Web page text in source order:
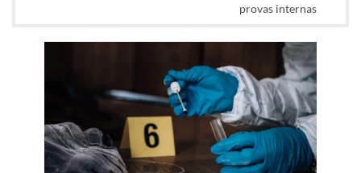
provas internas